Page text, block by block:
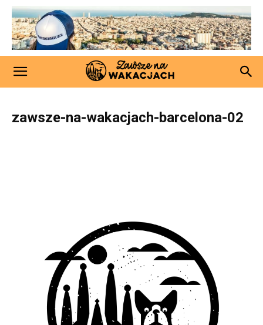
zawsze-na-wakacjach-barcelona-02